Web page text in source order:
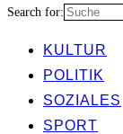
Search for:
KUL­TUR
POLI­TIK
SOZIA­LES
SPORT